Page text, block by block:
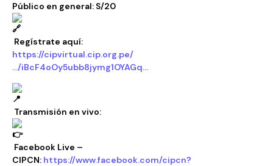
Público en general: S/20
Regístrate aquí:
https://cipvirtual.cip.org.pe/
…/iBcF4oOy5ubb8jymg1OYAGq…
Transmisión en vivo:
Facebook Live –
CIPCN: https://www.facebook.com/cipcn?